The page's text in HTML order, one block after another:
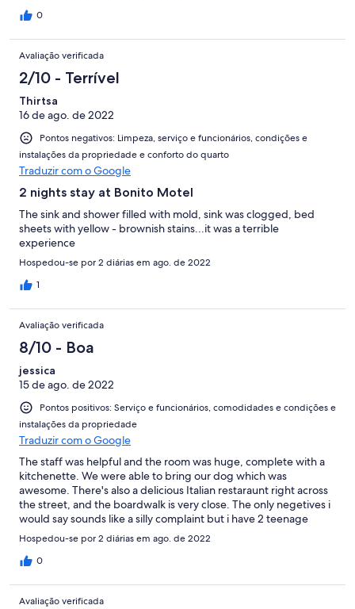
0
Avaliação verificada
2/10 - Terrível
Thirtsa
16 de ago. de 2022
Pontos negativos: Limpeza, serviço e funcionários, condições e
instalações da propriedade e conforto do quarto
Traduzir com o Google
2 nights stay at Bonito Motel
The sink and shower filled with mold, sink was clogged, bed
sheets with yellow - brownish stains...it was a terrible
experience
Hospedou-se por 2 diárias em ago. de 2022
1
Avaliação verificada
8/10 - Boa
jessica
15 de ago. de 2022
Pontos positivos: Serviço e funcionários, comodidades e condições e
instalações da propriedade
Traduzir com o Google
The staff was helpful and the room was huge, complete with a
kitchenette. We were able to bring our dog which was
awesome. There's also a delicious Italian restaraunt right across
the street, and the boardwalk is very close. The only negetives i
would say sounds like a silly complaint but i have 2 teenage
daughters and there is only 1 mirror in the entire room, we had a
bedroom with 2 beds and a studio style livingroom w an
additional bed and only 1 mirror (in the bathroom) just a taught,
anywhere to put your clothes.
Hospedou-se por 2 diárias em ago. de 2022
0
Avaliação verificada